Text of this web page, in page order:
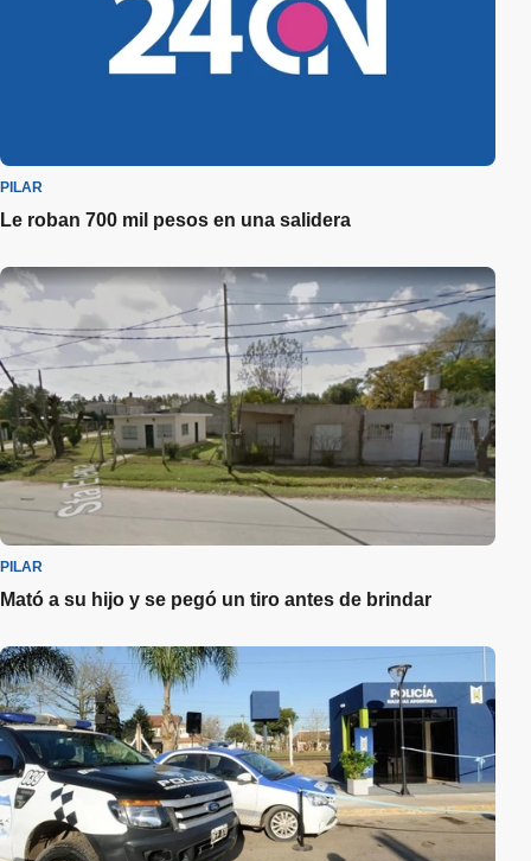
PILAR
Le roban 700 mil pesos en una salidera
PILAR
Mató a su hijo y se pegó un tiro antes de brindar